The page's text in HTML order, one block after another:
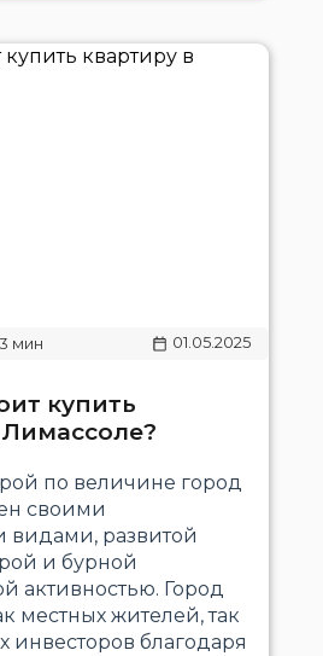
01.05.2025
купить
по величине город
своими
развитой
и бурной
активностью. Город
местных жителей, так
инвесторов благодаря